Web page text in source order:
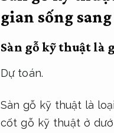
gian sống
Sàn gỗ kỹ thuật là
Dự toán.
Sàn gỗ kỹ thuật là
cốt gỗ kỹ thuật ở